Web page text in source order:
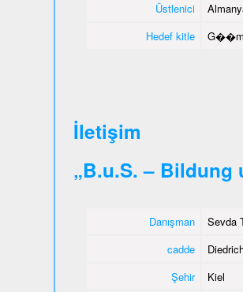
Üstlenici
Hedef kitle
İletişim
„B.u.S. – Bildung
Danışman
Sevda
cadde
Şehir
Kiel